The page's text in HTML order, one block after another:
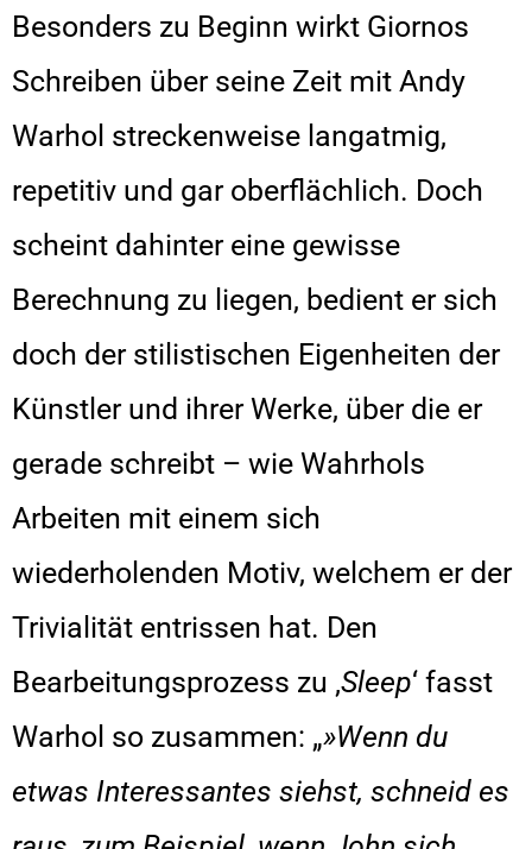
Besonders zu Beginn wirkt Giornos
Schreiben über seine Zeit mit Andy
Warhol streckenweise langatmig,
repetitiv und gar oberflächlich. Doch
scheint dahinter eine gewisse
Berechnung zu liegen, bedient er sich
doch der stilistischen Eigenheiten der
Künstler und ihrer Werke, über die er
gerade schreibt – wie Wahrhols
Arbeiten mit einem sich
wiederholenden Motiv, welchem er der
Trivialität entrissen hat. Den
Bearbeitungsprozess zu ‚Sleep‘ fasst
Warhol so zusammen: „»Wenn du
etwas Interessantes siehst, schneid es